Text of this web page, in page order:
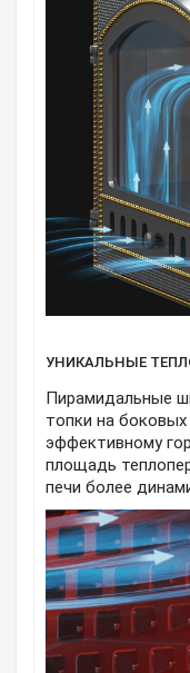
УНИКАЛЬНЫЕ
Пирамидальные
топки на
эффективному
площадь
печи более